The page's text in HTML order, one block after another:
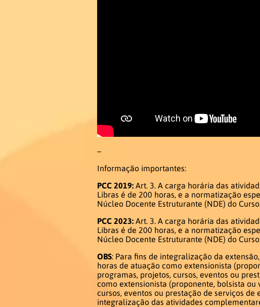
–
Informação importantes:
PCC 2019: Art. 3. A carga horária das
Libras é de 200 horas, e a normatização
Núcleo Docente Estruturante (NDE) do Curso.
PCC 2023: Art. 3. A carga horária das
Libras é de 200 horas, e a normatização
Núcleo Docente Estruturante (NDE) do Curso.
OBS: Para fins de integralização da
horas de atuação como extensionista
programas, projetos, cursos, eventos ou
como extensionista (proponente, bolsista
cursos, eventos ou prestação de serviços
integralização das atividades